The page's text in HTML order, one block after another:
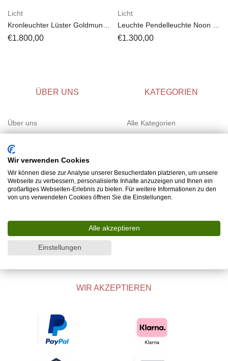
Licht
Kronleuchter Lüster Goldmund
2x Louise Landgraf
€1.800,00
Licht
Leuchte Pendelleuchte Noon 5
El Schmid
€1.300,00
ÜBER UNS
Über uns
info@rosska.de
KATEGORIEN
Alle Kategorien
Sitzmöbel
Licht
Kastenmöbel
Betten
WIR AKZEPTIEREN
Wir verwenden Cookies
Wir können diese zur Analyse unserer Besucherdaten platzieren, um unsere
Webseite zu verbessern, personalisierte Inhalte anzuzeigen und Ihnen ein
großartiges Webseiten-Erlebnis zu bieten. Für weitere Informationen zu den
von uns verwendeten Cookies öffnen Sie die Einstellungen.
Alle akzeptieren
Einstellungen